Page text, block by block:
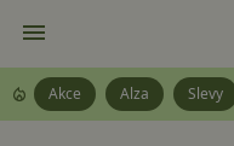
Akce Alza Slevy